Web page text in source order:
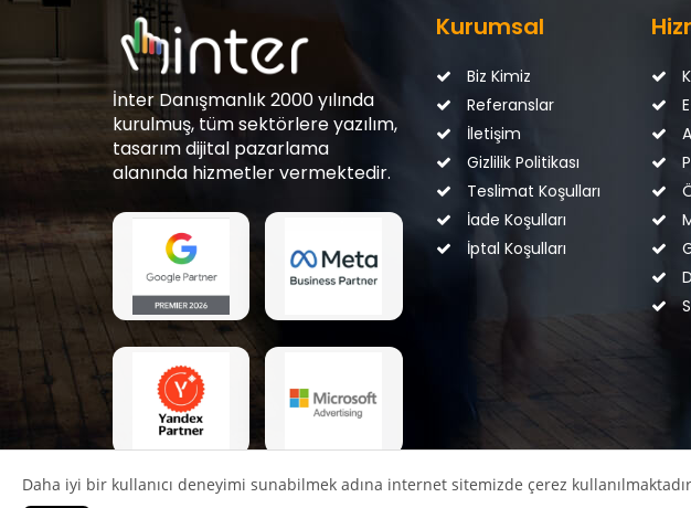
İnter Danışmanlık 2000 yılında
kurulmuş, tüm sektörlere yazılım,
tasarım dijital pazarlama
alanında hizmetler vermektedir.
Kurumsal
Biz Kimiz
Referanslar
İletişim
Gizlilik Politikası
Teslimat Koşulları
İade Koşulları
İptal Koşulları
Daha iyi bir kullanıcı deneyimi sunabilmek adına internet sitemizde çerez